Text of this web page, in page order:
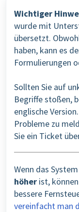
Wichtiger
wurde mit
übersetzt.
haben, kann es
Formulierungen
Sollten Sie auf
Begriffe stoßen,
englische
Probleme zu
Sie ein Ticket
Wenn das
höher ist,
bessere
vereinfacht man